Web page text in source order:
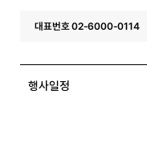
대표번호 02-6000-0114
행사일정